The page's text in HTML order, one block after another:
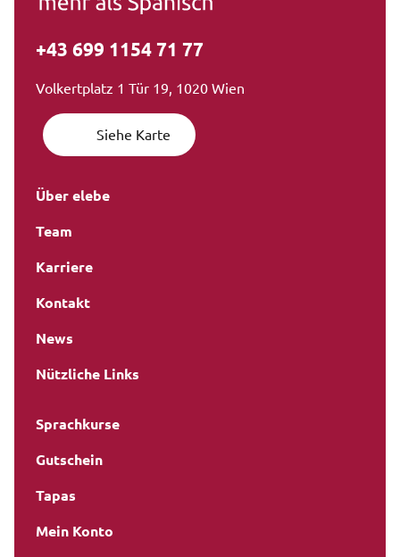
+43 699 1154 71 77
Volkertplatz 1 Tür 19, 1020 Wien
Siehe Karte
Über elebe
Team
Karriere
Kontakt
News
Nützliche Links
Sprachkurse
Gutschein
Tapas
Mein Konto